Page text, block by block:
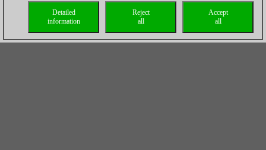
Accept
all
Reject
all
Detailed
information